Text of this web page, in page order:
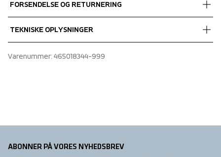
Shell fabric 1
WP 10 000 mm
MP 10 000 g/m2/24 h
PFC-free water repellent finish
FORSENDELSE OG RETURNERING
over 450 DKK.
TEKNISKE OPLYSNINGER
One back pocket, Reinforcement, Two front pockets with
Varenummer: 465018344-999
ABONNER PÅ VORES NYHEDSBREV